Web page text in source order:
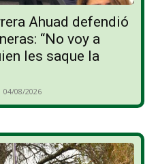
Ahuad defendió
“No voy a
les saque la
04/08/2026